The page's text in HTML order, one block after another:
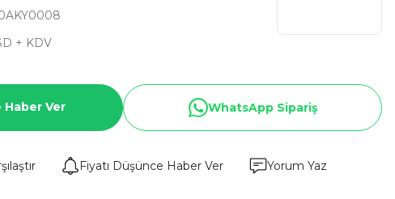
+ KDV
Haber Ver WhatsApp Sipariş
Fiyatı Düşünce Haber Ver Yorum Yaz